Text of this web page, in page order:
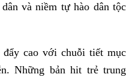
và niềm tự hào dân tộc
cao với chuỗi tiết mục
Những bản hit trẻ trung